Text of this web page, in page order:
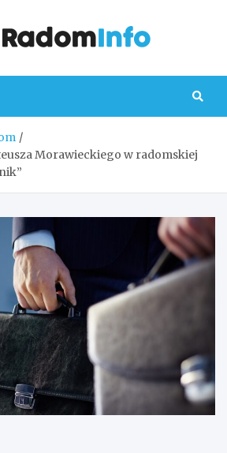
Morawieckiego w radomskiej